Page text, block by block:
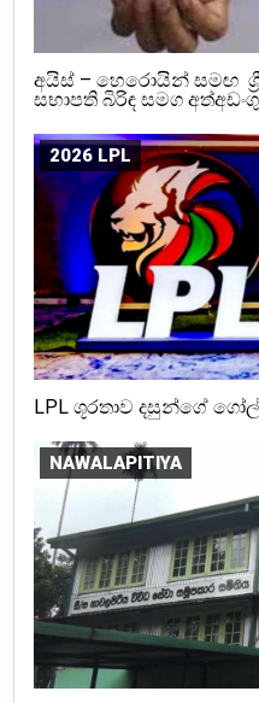
අයිස් – හෙරොයින් සමඟ
සභාපති බිරිඳ සමග
2026 LPL
LPL ශූරතාව දසුන්ගේ
NAWALAPITIYA